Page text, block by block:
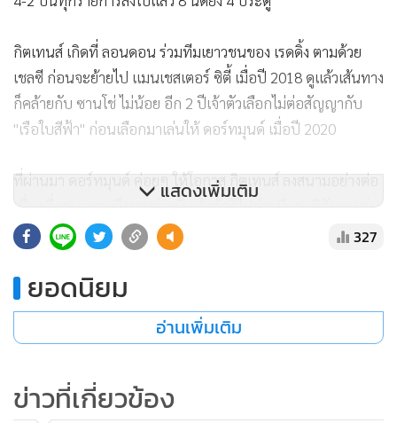
กิตเทนส์ เกิดที่ ลอนดอน ร่วมทีมเยาวชนของ เรดดิ้ง ตามด้วย
เชลซี ก่อนจะย้ายไป แมนเชสเตอร์ ซิตี้ เมื่อปี 2018 ดูแล้วเส้นทาง
ก็คล้ายกับ ซานโช่ ไม่น้อย อีก 2 ปีเจ้าตัวเลือกไม่ต่อสัญญากับ
"เรือใบสีฟ้า" ก่อนเลือกมาเล่นให้ ดอร์ทมุนด์ เมื่อปี 2020
ที่ผ่านมา ดอร์ทมุนด์ ค่อยๆ ให้โอกาส กิตเทนส์ ลงสนามอย่างต่อ
เนื่องเรื่อยมา รวมถึงระหว่างนั้นเจ้าตัวก็ไปช่วยทีมชาติอังกฤษรุ่น
อายุไม่เกิน 19 ปีคว้าแชมป์ยุโรปเมื่อปี 2022 โดยรอบชิงนั้นต่อ
สตีเฟ่น วอร์น็อค อดีตแนวรับ ลิเวอร์พูล กล่าวชื่นชม กิตเทนส์
ผ่าน BBC Champions League Match of the Day ว่า "ด้วย
ฝันร้ายของกองหลังอย่างแท้จริง โดยคุณไม่มีทางเข้าใกล้เขาได้
เลย เพราะเขามีเท้าที่เร็วมาก"
แสดงเพิ่มเติม
327
ยอดนิยม
อ่านเพิ่มเติม
ข่าวที่เกี่ยวข้อง